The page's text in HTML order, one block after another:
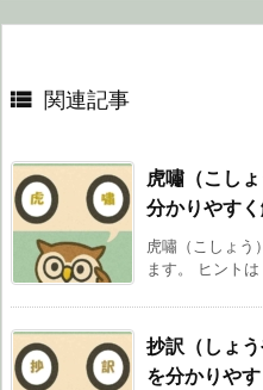
 関連記事
虎嘯（こし
分かりやす
虎嘯（こしょう
ます。 ヒントは
抄訳（しょ
を分かりや